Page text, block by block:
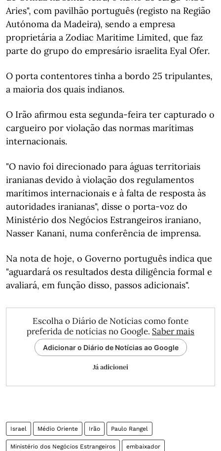
Aries", com pavilhão português (registo na Região
Autónoma da Madeira), sendo a empresa
proprietária a Zodiac Maritime Limited, que faz
parte do grupo do empresário israelita Eyal Ofer.
O porta contentores tinha a bordo 25 tripulantes,
a maioria dos quais indianos.
O Irão afirmou esta segunda-feira ter capturado o
cargueiro por violação das normas marítimas
internacionais.
"O navio foi direcionado para águas territoriais
iranianas devido à violação dos regulamentos
marítimos internacionais e à falta de resposta às
autoridades iranianas", disse o porta-voz do
Ministério dos Negócios Estrangeiros iraniano,
Nasser Kanani, numa conferência de imprensa.
Na nota de hoje, o Governo português indica que
"aguardará os resultados desta diligência formal e
avaliará, em função disso, passos adicionais".
Escolha o Diário de Notícias como fonte
preferida de notícias no Google. Saber mais
Adicionar o Diário de Notícias ao Google
Já adicionei
Israel Médio Oriente Irão Paulo Rangel
Ministério dos Negócios Estrangeiros embaixador